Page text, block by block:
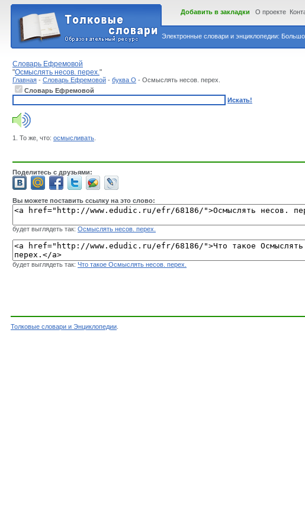
Электронные словари и энциклопедии:
Добавить в закладки О проекте
Словарь Ефремовой
"Осмыслять несов. перех."
Главная - Словарь Ефремовой - буква О - Осмыслять несов. перех.
Словарь Ефремовой
Искать!
1. То же, что: осмысливать
Поделитесь с друзьями:
Вы можете поставить ссылку на это слово:
будет выглядеть так: Осмыслять несов. перех.
будет выглядеть так: Что такое Осмыслять несов. перех.
Толковые словари и Энциклопедии